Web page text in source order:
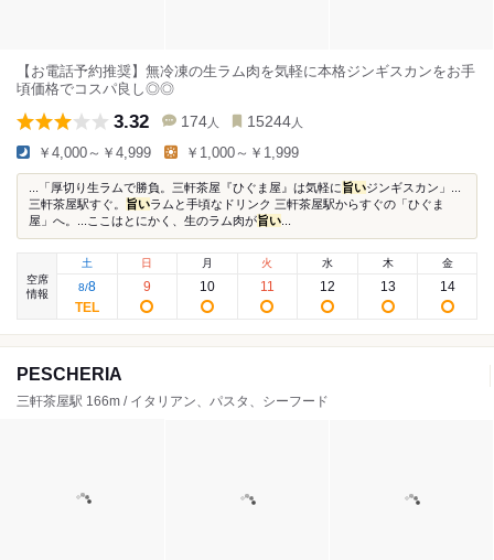
【お電話予約推奨】無冷凍の生ラム肉を気軽に本格ジンギスカンをお手
頃価格でコスパ良し◎◎
3.32 174 人 15244 人
￥4,000～￥4,999 ￥1,000～￥1,999
...「厚切り生ラムで勝負。三軒茶屋『ひぐま屋』は気軽に旨いジンギスカン」...
三軒茶屋駅すぐ。 旨いラムと手頃なドリンク 三軒茶屋駅からすぐの「ひぐま
屋」へ。...ここはとにかく、生のラム肉が旨い
空席
情報
土
8/8
日
9
月
10
火
11
水
12
木
13
金
14
PESCHERIA
三軒茶屋駅 166m / イタリアン、パスタ、シーフード